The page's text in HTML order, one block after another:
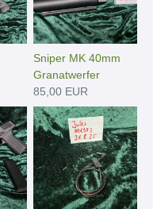
Sniper MK 40mm
Granatwerfer
85,00 EUR